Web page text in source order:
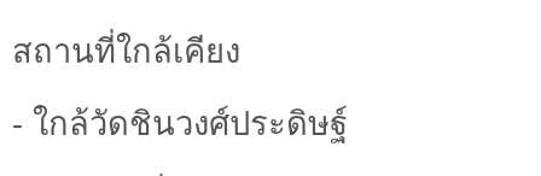
สถานที่ใกล้เคียง
- ใกล้วัดชินวงศ์ประดิษฐ์